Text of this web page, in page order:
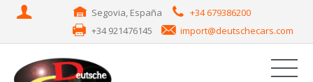
Segovia, España
+34 679386200
+34 921476145
import@deutschecars.com